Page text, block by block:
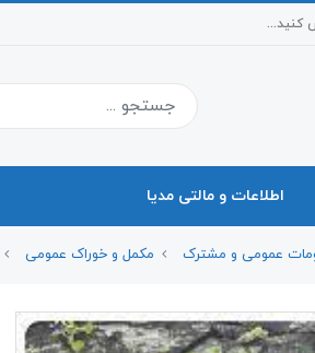
کنید...
اطلاعات و مالتی مدیا
عمومی و مشترک مکمل و خوراک عمومی